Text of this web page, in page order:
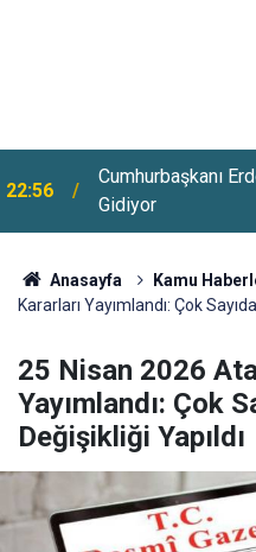
22:28
Huzurevlerine
Başladı
Anasayfa Kamu
Kararları Yayımlandı: Çok
25 Nisan 2026
Yayımlandı: Çok
Değişikliği Yapıldı